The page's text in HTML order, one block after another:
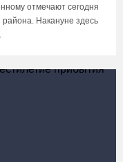
отмечают сегодня
Накануне здесь